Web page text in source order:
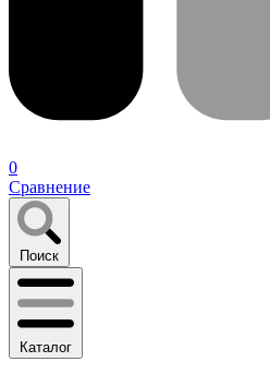
0
Сравнение
Поиск
Каталог